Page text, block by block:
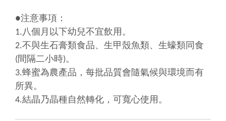
●注意事項：
1.八個月以下幼兒不宜飲用。
2.不與生石膏類食品、生甲殼魚類、生蠔類同食
(間隔二小時)。
3.蜂蜜為農產品，每批品質會隨氣候與環境而有
所異。
4.結晶乃晶種自然轉化，可寬心使用 。